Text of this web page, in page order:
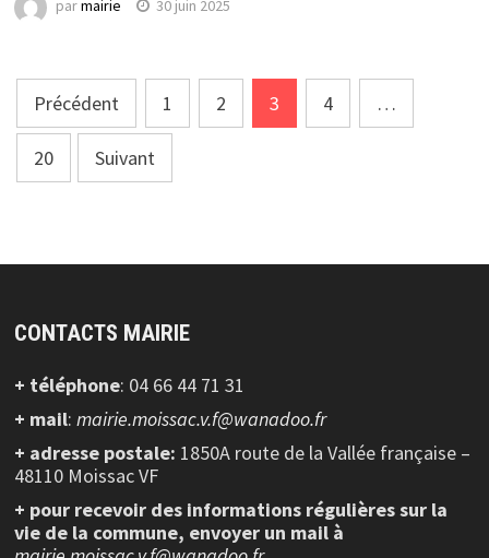
parmairie 30 juin 2025
Navigation
des
articles
Précédent 1 2 3 4 …
20 Suivant
CONTACTS MAIRIE
+ téléphone: 04 66 44 71 31
+ mail: mairie.moissac.v.f@wanadoo.fr
+ adresse postale: 1850A route de la Vallée française –
48110 Moissac VF
+ pour recevoir des informations régulières sur la
vie de la commune, envoyer un mail à